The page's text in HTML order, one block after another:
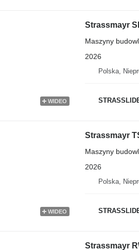
WIDEO
Strassmayr
Maszyny
2026
Polska,
WIDEO
Strassmayr
Maszyny
2026
Polska,
Strassmayr